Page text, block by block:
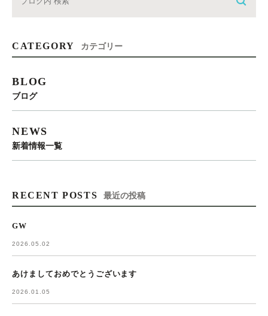
CATEGORY カテゴリー
BLOG
ブログ
NEWS
新着情報一覧
RECENT POSTS 最近の投稿
GW
2026.05.02
あけましておめでとうございます
2026.01.05